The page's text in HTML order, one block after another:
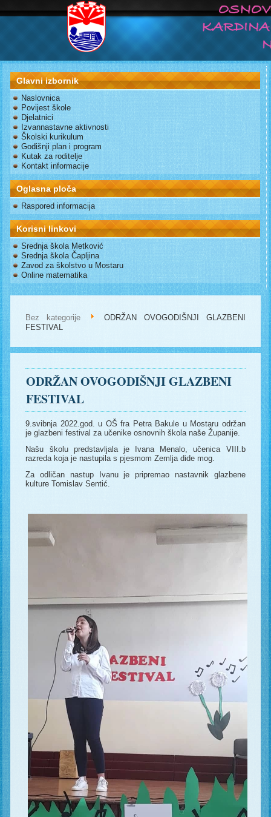
Glavni izbornik
Naslovnica
Povijest škole
Djelatnici
Izvannastavne aktivnosti
Školski kurikulum
Godišnji plan i program
Kutak za roditelje
Kontakt informacije
Oglasna ploča
Raspored informacija
Korisni linkovi
Srednja škola Metković
Srednja škola Čapljina
Zavod za školstvo u Mostaru
Online matematika
Bez kategorije
ODRŽAN OVOGODIŠNJI GLAZBENI
FESTIVAL
ODRŽAN OVOGODIŠNJI GLAZBENI
FESTIVAL
9.svibnja 2022.god. u OŠ fra Petra Bakule u Mostaru održan
je glazbeni festival za učenike osnovnih škola naše Županije.
Našu školu predstavljala je Ivana Menalo, učenica VIII.b
razreda koja je nastupila s pjesmom Zemlja dide mog.
Za odličan nastup Ivanu je pripremao nastavnik glazbene
kulture Tomislav Sentić.